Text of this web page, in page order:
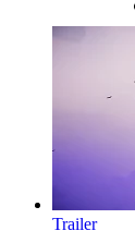
Trailer